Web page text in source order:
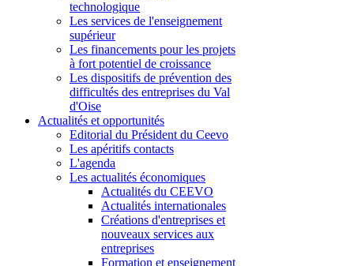
technologique
Les services de l'enseignement
supérieur
Les financements pour les projets
à fort potentiel de croissance
Les dispositifs de prévention des
difficultés des entreprises du Val
d'Oise
Actualités et opportunités
Editorial du Président du Ceevo
Les apéritifs contacts
L'agenda
Les actualités économiques
Actualités du CEEVO
Actualités internationales
Créations d'entreprises et
nouveaux services aux
entreprises
Formation et enseignement